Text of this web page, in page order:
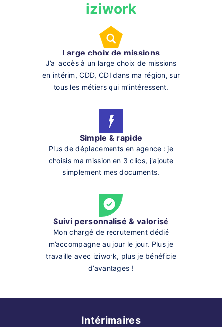
iziwork
Large choix de missions
J’ai accès à un large choix de missions
en intérim, CDD, CDI dans ma région, sur
tous les métiers qui m’intéressent.
Simple & rapide
Plus de déplacements en agence : je
choisis ma mission en 3 clics, j'ajoute
simplement mes documents.
Suivi personnalisé & valorisé
Mon chargé de recrutement dédié
m’accompagne au jour le jour. Plus je
travaille avec iziwork, plus je bénéficie
d’avantages !
Intérimaires